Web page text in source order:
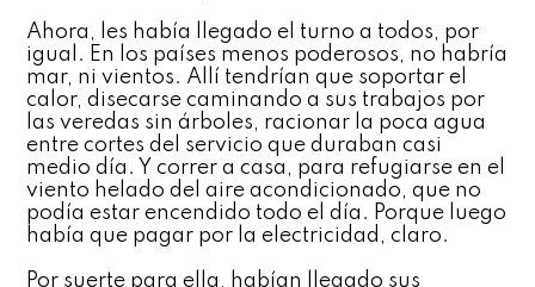
Ahora, les había llegado el turno a todos, por
igual. En los países menos poderosos, no habría
mar, ni vientos. Allí tendrían que soportar el
calor, disecarse caminando a sus trabajos por
las veredas sin árboles, racionar la poca agua
entre cortes del servicio que duraban casi
medio día. Y correr a casa, para refugiarse en el
viento helado del aire acondicionado, que no
podía estar encendido todo el día. Porque luego
había que pagar por la electricidad, claro.
Por suerte para ella, habían llegado sus